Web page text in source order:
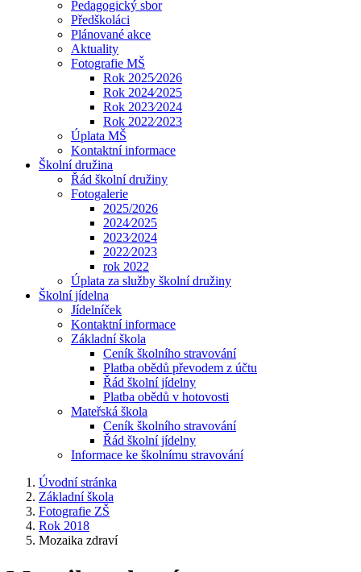
Pedagogický sbor
Předškoláci
Plánované akce
Aktuality
Fotografie MŠ
Rok 2025⁄2026
Rok 2024⁄2025
Rok 2023⁄2024
Rok 2022⁄2023
Úplata MŠ
Kontaktní informace
Školní družina
Řád školní družiny
Fotogalerie
2025/2026
2024⁄2025
2023⁄2024
2022⁄2023
rok 2022
Úplata za služby školní družiny
Školní jídelna
Jídelníček
Kontaktní informace
Základní škola
Ceník školního stravování
Platba obědů převodem z účtu
Řád školní jídelny
Platba obědů v hotovosti
Mateřská škola
Ceník školního stravování
Řád školní jídelny
Informace ke školnímu stravování
Úvodní stránka
Základní škola
Fotografie ZŠ
Rok 2018
Mozaika zdraví